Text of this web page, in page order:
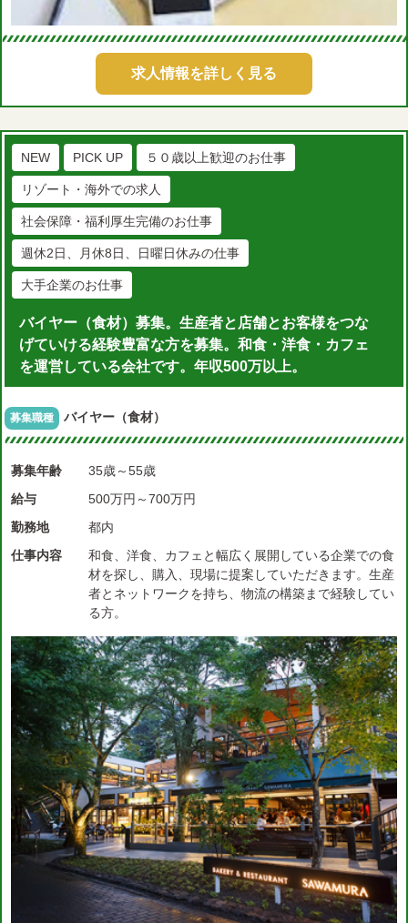
求人情報を詳しく見る
NEW PICK UP ５０歳以上歓迎のお仕事
リゾート・海外での求人
社会保障・福利厚生完備のお仕事
週休2日、月休8日、日曜日休みの仕事
大手企業のお仕事
バイヤー（食材）募集。生産者と店舗とお客様をつな
げていける経験豊富な方を募集。和食・洋食・カフェ
を運営している会社です。年収500万以上。
募集職種 バイヤー（食材）
募集年齢
35歳～55歳
給与
500万円～700万円
勤務地
都内
仕事内容
和食、洋食、カフェと幅広く展開している企業での食
材を探し、購入、現場に提案していただきます。生産
者とネットワークを持ち、物流の構築まで経験してい
る方。